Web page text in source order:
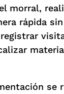
morral,
rápida
se